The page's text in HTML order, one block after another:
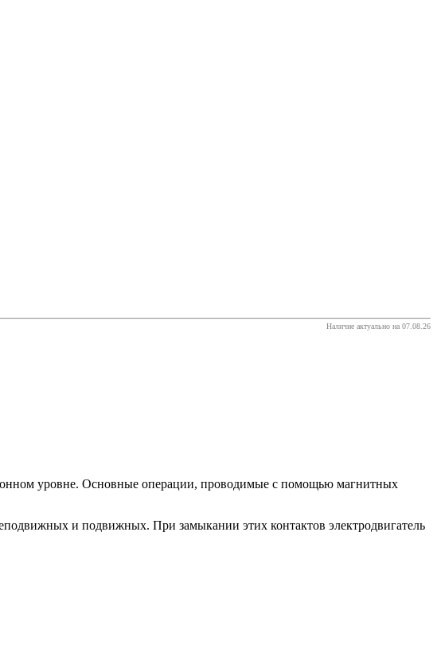
Наличие актуально на 07.08.26
уровне. Основные операции, проводимые с помощью магнитных
и подвижных. При замыкании этих контактов электродвигатель